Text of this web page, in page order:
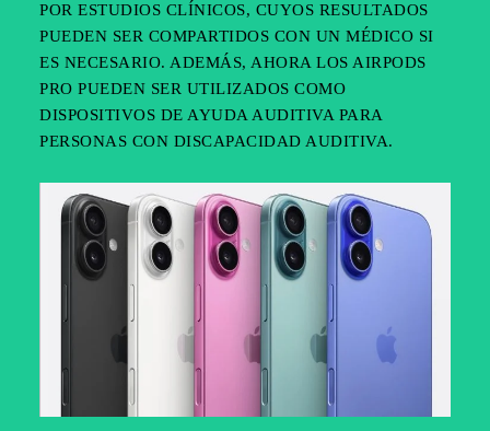
POR ESTUDIOS CLÍNICOS, CUYOS RESULTADOS
PUEDEN SER COMPARTIDOS CON UN MÉDICO SI
ES NECESARIO. ADEMÁS, AHORA LOS AIRPODS
PRO PUEDEN SER UTILIZADOS COMO
DISPOSITIVOS DE AYUDA AUDITIVA PARA
PERSONAS CON DISCAPACIDAD AUDITIVA.